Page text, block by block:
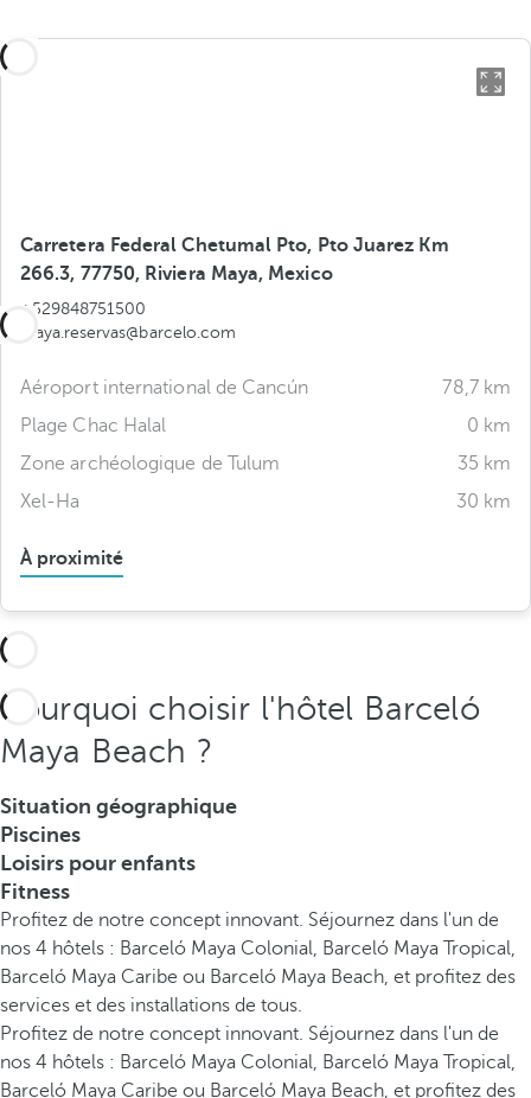
Carretera Federal Chetumal Pto, Pto Juarez Km
266.3, 77750, Riviera Maya, Mexico
+529848751500
maya.reservas@barcelo.com
Aéroport international de Cancún
78,7 km
Plage Chac Halal
0 km
Zone archéologique de Tulum
35 km
Xel-Ha
30 km
À proximité
Pourquoi choisir l'hôtel Barceló
Maya Beach ?
Situation géographique
Piscines
Loisirs pour enfants
Fitness
Profitez de notre concept innovant. Séjournez dans l'un de
nos 4 hôtels : Barceló Maya Colonial, Barceló Maya Tropical,
Barceló Maya Caribe ou Barceló Maya Beach, et profitez des
services et des installations de tous.
Profitez de notre concept innovant. Séjournez dans l'un de
nos 4 hôtels : Barceló Maya Colonial, Barceló Maya Tropical,
Barceló Maya Caribe ou Barceló Maya Beach, et profitez des